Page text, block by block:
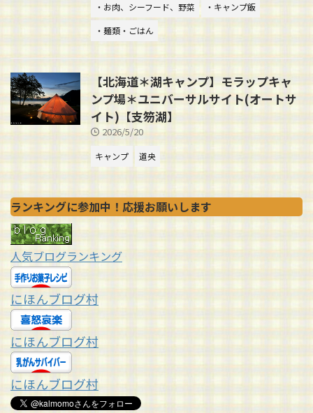
・お肉、シーフード、野菜
・キャンプ飯
・麺類・ごはん
【北海道＊湖キャンプ】モラップキャ
ンプ場＊ユニバーサルサイト(オートサ
イト)【支笏湖】
2026/5/20
キャンプ 道央
ランキングに参加中！応援お願いします
人気ブログランキング
にほんブログ村
にほんブログ村
にほんブログ村